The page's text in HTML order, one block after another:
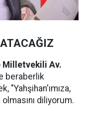
Milletvekili Av.
beraberlik
"Yahşihan'ımıza,
diliyorum.